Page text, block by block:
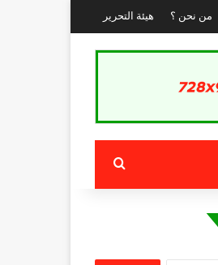
من نحن ؟ هيئة التحرير
بحث عن